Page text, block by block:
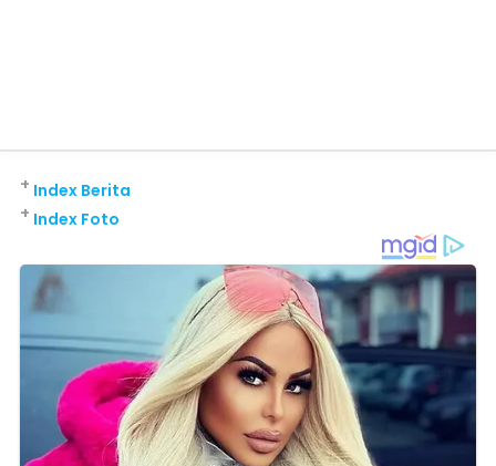
Index Berita
+
Index Foto
+